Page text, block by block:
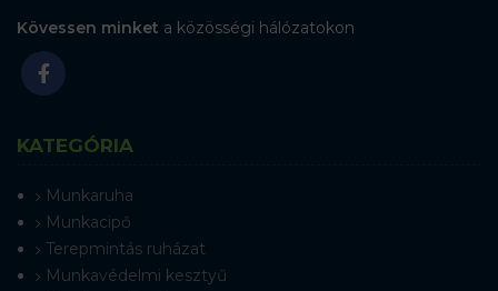
Kövessen minket a közösségi hálózatokon
KATEGÓRIA
Munkaruha
Munkacipő
Terepmintás ruházat
Munkavédelmi kesztyű